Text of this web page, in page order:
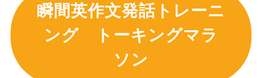
瞬間英作文発話トレーニ
ング トーキングマラ
ソン